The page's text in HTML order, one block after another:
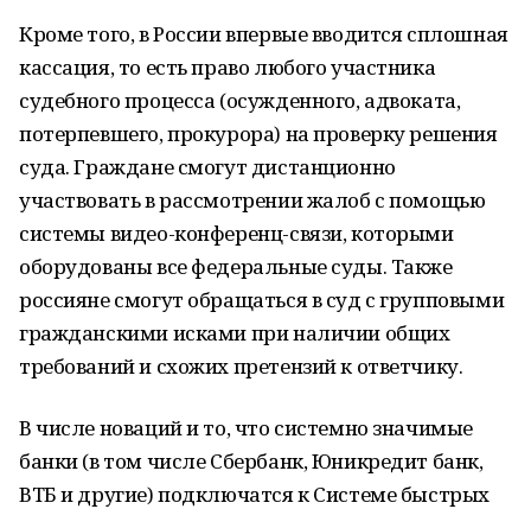
Кроме того, в России впервые вводится сплошная
кассация, то есть право любого участника
судебного процесса (осужденного, адвоката,
потерпевшего, прокурора) на проверку решения
суда. Граждане смогут дистанционно
участвовать в рассмотрении жалоб с помощью
системы видео-конференц-связи, которыми
оборудованы все федеральные суды. Также
россияне смогут обращаться в суд с групповыми
гражданскими исками при наличии общих
требований и схожих претензий к ответчику.
В числе новаций и то, что системно значимые
банки (в том числе Сбербанк, Юникредит банк,
ВТБ и другие) подключатся к Системе быстрых